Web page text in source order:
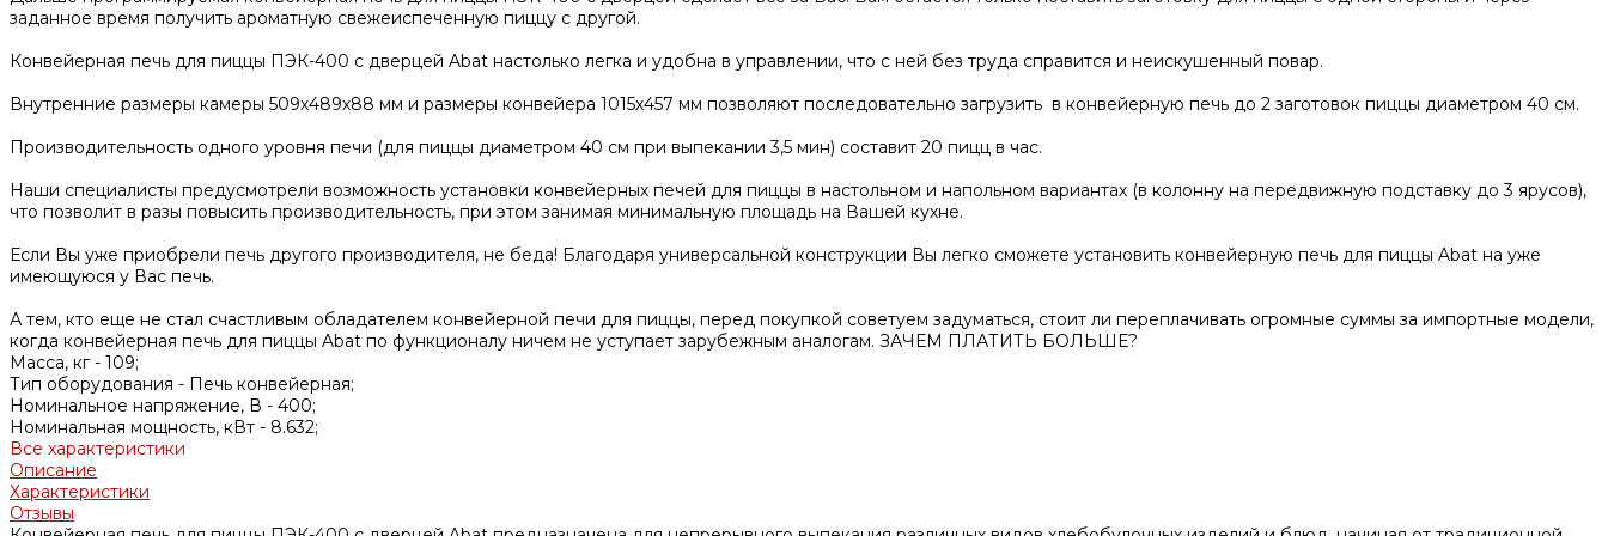
заданное время получить ароматную свежеиспеченную пиццу с другой.
Конвейерная печь для пиццы ПЭК-400 с дверцей Abat настолько легка и удобна в управлении, что с ней без труда справится и неискушенный повар.
Внутренние размеры камеры 509х489х88 мм и размеры конвейера 1015х457 мм позволяют последовательно загрузить в конвейерную печь до 2 заготовок пиццы диаметром 40 см.
Производительность одного уровня печи (для пиццы диаметром 40 см при выпекании 3,5 мин) составит 20 пицц в час.
Наши специалисты предусмотрели возможность установки конвейерных печей для пиццы в настольном и напольном вариантах (в колонну на передвижную подставку до 3 ярусов),
что позволит в разы повысить производительность, при этом занимая минимальную площадь на Вашей кухне.
Если Вы уже приобрели печь другого производителя, не беда! Благодаря универсальной конструкции Вы легко сможете установить конвейерную печь для пиццы Abat на уже
имеющуюся у Вас печь.
А тем, кто еще не стал счастливым обладателем конвейерной печи для пиццы, перед покупкой советуем задуматься, стоит ли переплачивать огромные суммы за импортные модели,
когда конвейерная печь для пиццы Abat по функционалу ничем не уступает зарубежным аналогам. ЗАЧЕМ ПЛАТИТЬ БОЛЬШЕ?
Масса, кг - 109;
Тип оборудования - Печь конвейерная;
Номинальное напряжение, В - 400;
Номинальная мощность, кВт - 8.632;
Все характеристики
Описание
Характеристики
Отзывы